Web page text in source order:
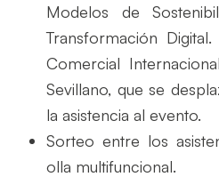
Modelos de
Transformación
Comercial
Sevillano, que se
la asistencia al evento.
Sorteo entre los
olla multifuncional.